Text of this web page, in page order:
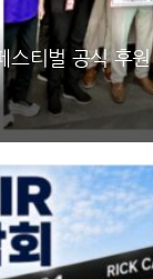
스티벌 공식 후